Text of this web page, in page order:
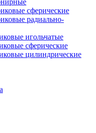
сферические
радиально-
игольчатые
сферические
цилиндрические